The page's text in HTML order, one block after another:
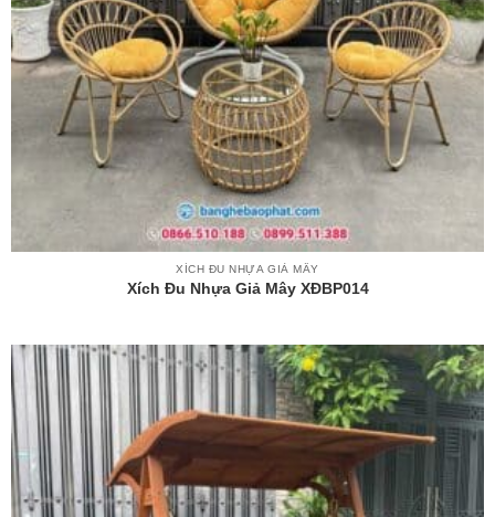
XÍCH ĐU NHỰA GIẢ MÂY
Xích Đu Nhựa Giả Mây XĐBP014